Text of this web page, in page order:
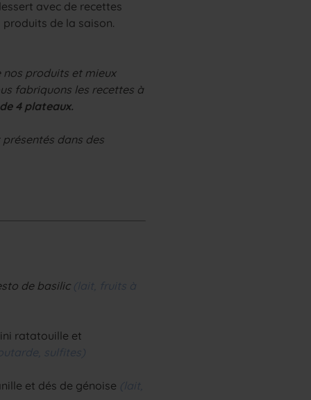
avec de recettes
de la saison.
produits et mieux
fabriquons les recettes à
4 plateaux.
dans des
de basilic (lait, fruits à
ratatouille et
sulfites)
et dés de génoise (lait,